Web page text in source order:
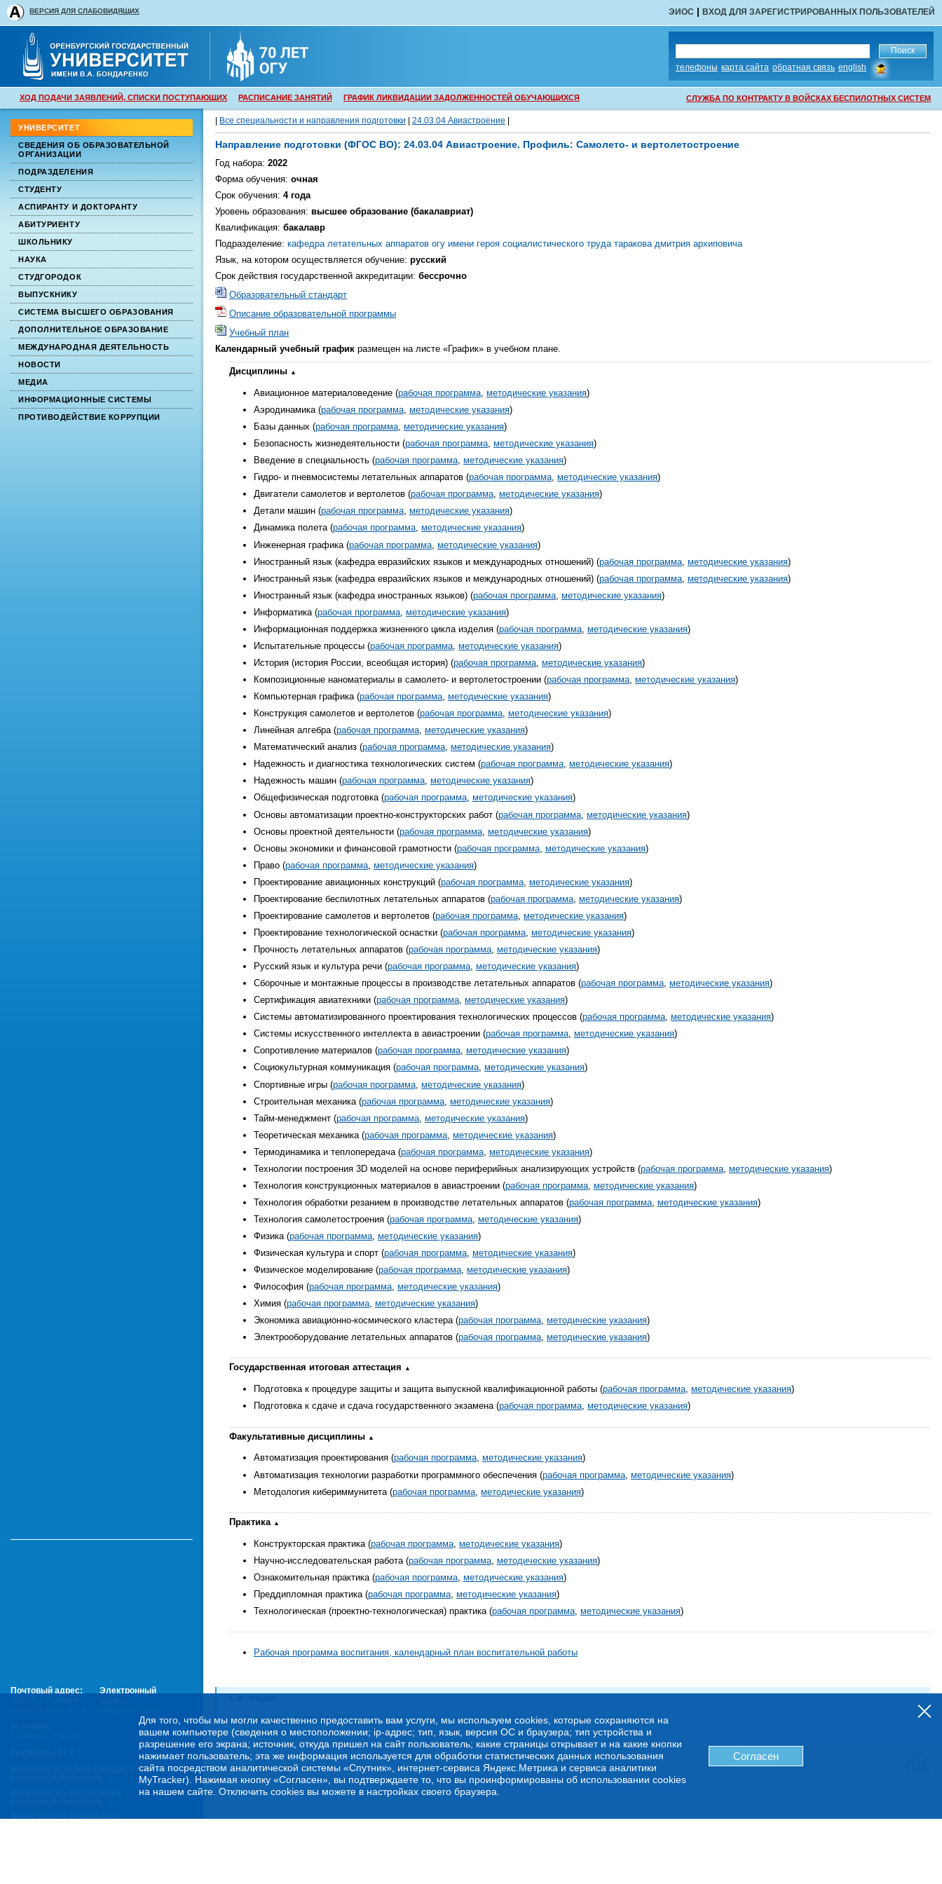
ЭИОС | ВХОД ДЛЯ ЗАРЕГИСТРИРОВАННЫХ ПОЛЬЗОВАТЕЛЕЙ
ВЕРСИЯ ДЛЯ СЛАБОВИДЯЩИХ
телефоны карта сайта обратная связь english
сообщить
об
ошибке
СЛУЖБА ПО КОНТРАКТУ В ВОЙСКАХ БЕСПИЛОТНЫХ СИСТЕМ
ХОД ПОДАЧИ ЗАЯВЛЕНИЙ, СПИСКИ ПОСТУПАЮЩИХ РАСПИСАНИЕ ЗАНЯТИЙ ГРАФИК ЛИКВИДАЦИИ ЗАДОЛЖЕННОСТЕЙ ОБУЧАЮЩИХСЯ
УНИВЕРСИТЕТ
СВЕДЕНИЯ ОБ ОБРАЗОВАТЕЛЬНОЙ
ОРГАНИЗАЦИИ
ПОДРАЗДЕЛЕНИЯ
СТУДЕНТУ
АСПИРАНТУ И ДОКТОРАНТУ
АБИТУРИЕНТУ
ШКОЛЬНИКУ
НАУКА
СТУДГОРОДОК
ВЫПУСКНИКУ
СИСТЕМА ВЫСШЕГО ОБРАЗОВАНИЯ
ДОПОЛНИТЕЛЬНОЕ ОБРАЗОВАНИЕ
МЕЖДУНАРОДНАЯ ДЕЯТЕЛЬНОСТЬ
НОВОСТИ
МЕДИА
ИНФОРМАЦИОННЫЕ СИСТЕМЫ
ПРОТИВОДЕЙСТВИЕ КОРРУПЦИИ
Все специальности и направления подготовки 24.03.04 Авиастроение
Направление подготовки (ФГОС ВО): 24.03.04 Авиастроение. Профиль: Самолето- и вертолетостроение
Год набора: 2022
Форма обучения: очная
Срок обучения: 4 года
Уровень образования: высшее образование (бакалавриат)
Квалификация: бакалавр
Подразделение: кафедра летательных аппаратов огу имени героя социалистического труда таракова дмитрия архиповича
Язык, на котором осуществляется обучение: русский
Срок действия государственной аккредитации: бессрочно
Образовательный стандарт
Описание образовательной программы
Учебный план
Календарный учебный график размещен на листе «График» в учебном плане.
Дисциплины
Авиационное материаловедение (рабочая программа методические указания)
Аэродинамика (рабочая программа, методические указания)
Базы данных (рабочая программа, методические указания)
Безопасность жизнедеятельности (рабочая программа, методические указания)
Введение в специальность (рабочая программа, методические указания)
Гидро- и пневмосистемы летательных аппаратов (рабочая программа, методические указания)
Двигатели самолетов и вертолетов (рабочая программа, методические указания)
Детали машин (рабочая программа, методические указания)
Динамика полета (рабочая программа, методические указания)
Инженерная графика (рабочая программа методические указания)
Иностранный язык (кафедра евразийских языков и международных отношений) (рабочая программа методические указания)
Иностранный язык (кафедра евразийских языков и международных отношений) (рабочая программа методические указания)
Иностранный язык (кафедра иностранных языков) (рабочая программа методические указания)
Информатика (рабочая программа методические указания)
Информационная поддержка жизненного цикла изделия (рабочая программа методические указания)
Испытательные процессы (рабочая программа методические указания)
История (история России, всеобщая история) (рабочая программа методические указания)
Композиционные наноматериалы в самолето- и вертолетостроении (рабочая программа, методические указания)
Компьютерная графика (рабочая программа, методические указания)
Конструкция самолетов и вертолетов (рабочая программа, методические указания)
Линейная алгебра (рабочая программа, методические указания)
Математический анализ (рабочая программа, методические указания)
Надежность и диагностика технологических систем (рабочая программа, методические указания)
Надежность машин (рабочая программа, методические указания)
Общефизическая подготовка (рабочая программа, методические указания)
Основы автоматизации проектно-конструкторских работ (рабочая программа методические указания)
Основы проектной деятельности (рабочая программа методические указания)
Основы экономики и финансовой грамотности (рабочая программа методические указания)
Право (рабочая программа методические указания)
Проектирование авиационных конструкций (рабочая программа методические указания)
Проектирование беспилотных летательных аппаратов (рабочая программа методические указания)
Проектирование самолетов и вертолетов (рабочая программа методические указания)
Проектирование технологической оснастки (рабочая программа методические указания)
Прочность летательных аппаратов (рабочая программа, методические указания)
Русский язык и культура речи (рабочая программа, методические указания)
Сборочные и монтажные процессы в производстве летательных аппаратов (рабочая программа, методические указания)
Сертификация авиатехники (рабочая программа, методические указания)
Системы автоматизированного проектирования технологических процессов (рабочая программа, методические указания)
Системы искусственного интеллекта в авиастроении (рабочая программа, методические указания)
Сопротивление материалов (рабочая программа, методические указания)
Социокультурная коммуникация (рабочая программа, методические указания)
Спортивные игры (рабочая программа методические указания)
Строительная механика (рабочая программа методические указания)
Тайм-менеджмент (рабочая программа методические указания)
Теоретическая механика (рабочая программа методические указания)
Термодинамика и теплопередача (рабочая программа методические указания)
Технологии построения 3D моделей на основе периферийных анализирующих устройств (рабочая программа методические указания)
Технология конструкционных материалов в авиастроении (рабочая программа методические указания)
Технология обработки резанием в производстве летательных аппаратов (рабочая программа методические указания)
Технология самолетостроения (рабочая программа, методические указания)
Физика (рабочая программа, методические указания)
Физическая культура и спорт (рабочая программа, методические указания)
Физическое моделирование (рабочая программа, методические указания)
Философия (рабочая программа, методические указания)
Химия (рабочая программа, методические указания)
Экономика авиационно-космического кластера (рабочая программа, методические указания)
Электрооборудование летательных аппаратов (рабочая программа, методические указания)
Государственная итоговая аттестация
Подготовка к процедуре защиты и защита выпускной квалификационной работы (рабочая программа, методические указания)
Подготовка к сдаче и сдача государственного экзамена (рабочая программа, методические указания)
Факультативные дисциплины
Автоматизация проектирования (рабочая программа, методические указания)
Автоматизация технологии разработки программного обеспечения (рабочая программа методические указания)
Методология кибериммунитета (рабочая программа методические указания)
Практика
Конструкторская практика (рабочая программа методические указания)
Научно-исследовательская работа (рабочая программа методические указания)
Ознакомительная практика (рабочая программа методические указания)
Преддипломная практика (рабочая программа методические указания)
Технологическая (проектно-технологическая) практика (рабочая программа методические указания)
Рабочая программа воспитания, календарный план воспитательной работы
Результаты приема в 2025 году
Для того, чтобы мы могли качественно предоставить вам услуги, мы используем cookies, которые сохраняются на
вашем компьютере (сведения о местоположении; ip-адрес; тип, язык, версия ОС и браузера; тип устройства и
разрешение его экрана; источник, откуда пришел на сайт пользователь; какие страницы открывает и на какие кнопки
нажимает пользователь; эта же информация используется для обработки статистических данных использования
сайта посредством аналитической системы «Спутник», интернет-сервиса Яндекс.Метрика и сервиса аналитики
MyTracker). Нажимая кнопку «Согласен», вы подтверждаете то, что вы проинформированы об использовании cookies
на нашем сайте. Отключить cookies вы можете в настройках своего браузера.
Согласен
Почтовый адрес:
Электронный
Министерство науки и высшего образования